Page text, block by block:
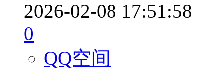
2026-02-08 17:51:58
0
QQ空间